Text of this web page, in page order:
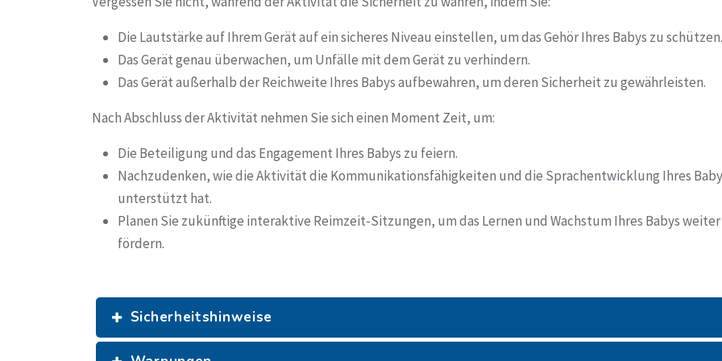
Die Lautstärke auf Ihrem Gerät auf ein sicheres Niveau einstellen, um das Gehör Ihres Babys zu schützen.
Das Gerät genau überwachen, um Unfälle mit dem Gerät zu verhindern.
Das Gerät außerhalb der Reichweite Ihres Babys aufbewahren, um deren Sicherheit zu gewährleisten.
Nach Abschluss der Aktivität nehmen Sie sich einen Moment Zeit, um:
Die Beteiligung und das Engagement Ihres Babys zu feiern.
Nachzudenken, wie die Aktivität die Kommunikationsfähigkeiten und die Sprachentwicklung Ihres
unterstützt hat.
Planen Sie zukünftige interaktive Reimzeit-Sitzungen, um das Lernen und Wachstum Ihres Babys weiter
fördern.
Sicherheitshinweise